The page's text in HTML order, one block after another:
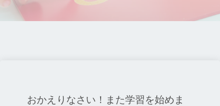
おかえりなさい！また学習を始めま